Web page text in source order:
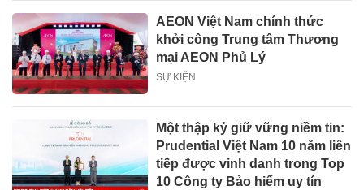
AEON Việt Nam chính thức
khởi công Trung tâm Thương
mại AEON Phủ Lý
SỰ KIỆN
Một thập kỷ giữ vững niềm tin:
Prudential Việt Nam 10 năm liên
tiếp được vinh danh trong Top
10 Công ty Bảo hiểm uy tín